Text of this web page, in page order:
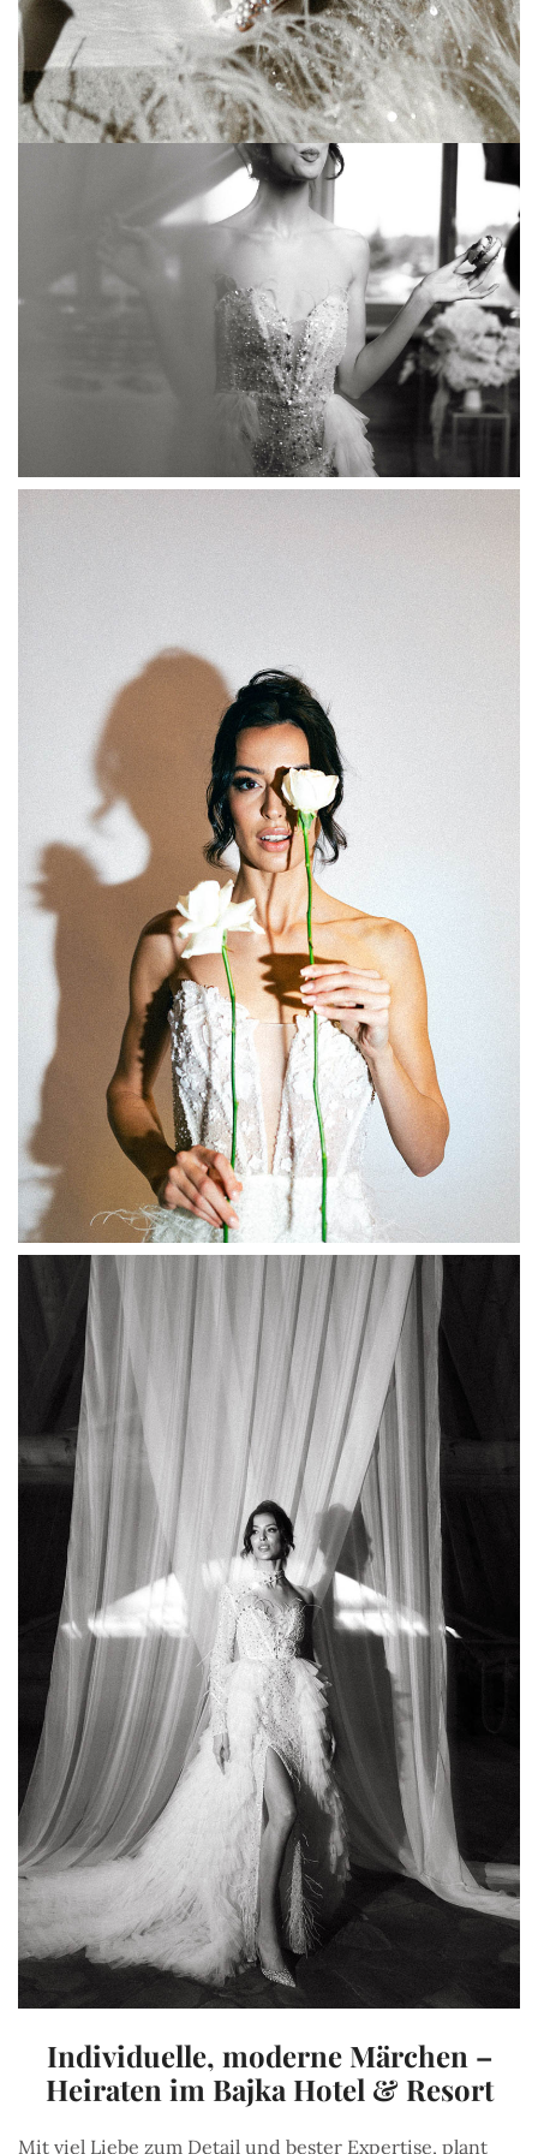
Individuelle, moderne Märchen –
Heiraten im Bajka Hotel & Resort
Mit viel Liebe zum Detail und bester Expertise, plant